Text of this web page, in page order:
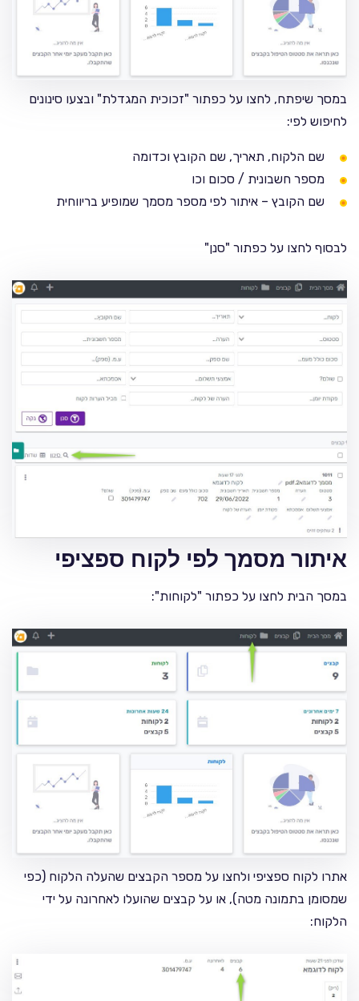
במסך שיפתח, לחצו על כפתור "זכוכית המגדלת" ובצעו סינונים
לחיפוש לפי:
שם הלקוח, תאריך, שם הקובץ וכדומה
מספר חשבונית / סכום וכו
שם הקובץ – איתור לפי מספר מסמך שמופיע בריווחית
לבסוף לחצו על כפתור "סנן"
איתור מסמך לפי לקוח ספציפי
במסך הבית לחצו על כפתור "לקוחות":
אתרו לקוח ספציפי ולחצו על מספר הקבצים שהעלה הלקוח (כפי
שמסומן בתמונה מטה), או על קבצים שהועלו לאחרונה על ידי
הלקוח: